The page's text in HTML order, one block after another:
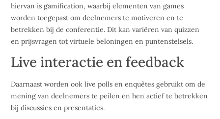
hiervan is gamification, waarbij elementen van games
worden toegepast om deelnemers te motiveren en te
betrekken bij de conferentie. Dit kan variëren van quizzen
en prijsvragen tot virtuele beloningen en puntenstelsels.
Live interactie en feedback
Daarnaast worden ook live polls en enquêtes gebruikt om de
mening van deelnemers te peilen en hen actief te betrekken
bij discussies en presentaties.